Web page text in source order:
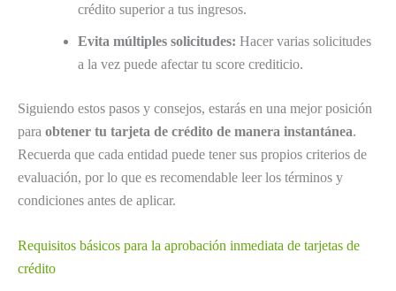
crédito superior a tus ingresos.
Evita múltiples solicitudes: Hacer varias solicitudes
a la vez puede afectar tu score crediticio.
Siguiendo estos pasos y consejos, estarás en una mejor posición
para obtener tu tarjeta de crédito de manera instantánea.
Recuerda que cada entidad puede tener sus propios criterios de
evaluación, por lo que es recomendable leer los términos y
condiciones antes de aplicar.
Requisitos básicos para la aprobación inmediata de tarjetas de
crédito